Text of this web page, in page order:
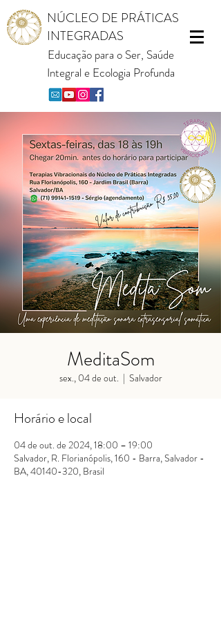
NÚCLEO DE PRÁTICAS
INTEGRADAS
Educação para o Ser, Saúde
Integral e Ecologia Profunda
MeditaSom
sex., 04 de out.
  |
Salvador
Horário e local
04 de out. de 2024, 18:00 – 19:00
Salvador, R. Florianópolis, 160 - Barra, Salvador -
BA, 40140-320, Brasil